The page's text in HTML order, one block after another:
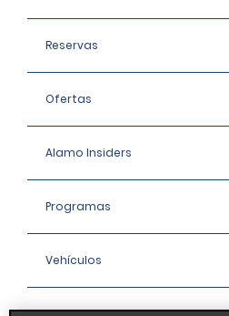
Reservas
Ofertas
Alamo Insiders
Programas
Vehículos